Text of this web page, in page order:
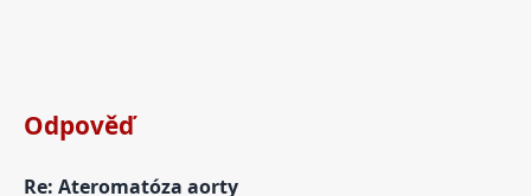
Odpověď
Re: Ateromatóza aorty